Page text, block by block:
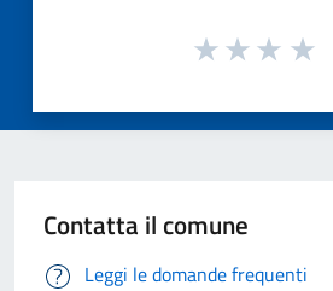
Contatta il comune
Leggi le domande frequenti